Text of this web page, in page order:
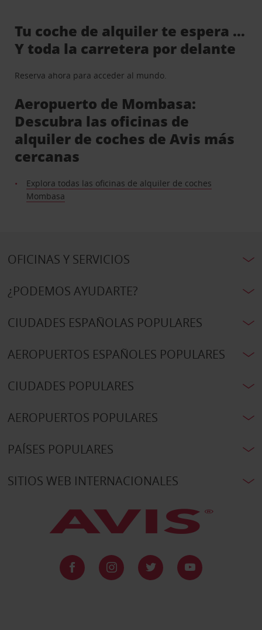
Tu coche de alquiler te espera …
Y toda la carretera por delante
Reserva ahora para acceder al mundo.
Aeropuerto de Mombasa:
Descubra las oficinas de
alquiler de coches de Avis más
cercanas
Explora todas las oficinas de alquiler de coches
Mombasa
OFICINAS Y SERVICIOS
¿PODEMOS AYUDARTE?
CIUDADES ESPAÑOLAS POPULARES
AEROPUERTOS ESPAÑOLES POPULARES
CIUDADES POPULARES
AEROPUERTOS POPULARES
PAÍSES POPULARES
SITIOS WEB INTERNACIONALES